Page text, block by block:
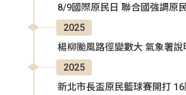
8/9國際原民日 聯合國強調原
2025
楊柳颱風路徑變數大 氣象署說
2025
新北市長盃原民籃球賽開打